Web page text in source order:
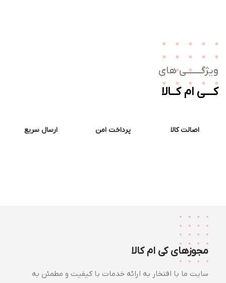
های
ام کــالا
اصالت کالا پرداخت امن ارسال سریع
مجوزهای کی ام کالا
سایت ما با افتخار به ارائه خدمات با کیفیت و مطمئن به